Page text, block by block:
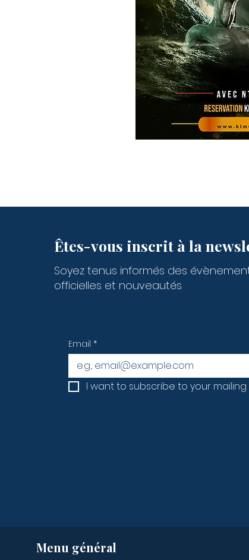
Êtes-vous inscrit à la
Soyez tenus informés des
officielles et nouveautés
Email *
I want to subscribe to your mailing
Menu général